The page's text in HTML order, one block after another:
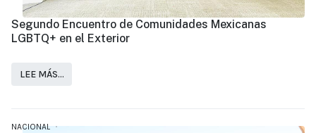
Segundo Encuentro de Comunidades Mexicanas
LGBTQ+ en el Exterior
LEE MÁS…
NACIONAL